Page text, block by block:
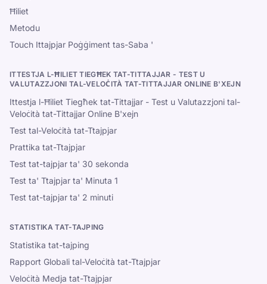
Ħiliet
Metodu
Touch Ittajpjar Poġġiment tas-Saba '
ITTESTJA L-ĦILIET TIEGĦEK TAT-TITTAJJAR - TEST U
VALUTAZZJONI TAL-VELOĊITÀ TAT-TITTAJJAR ONLINE B'XEJN
Ittestja l-Ħiliet Tiegħek tat-Tittajjar - Test u Valutazzjoni tal-
Veloċità tat-Tittajjar Online B'xejn
Test tal-Veloċità tat-Ttajpjar
Prattika tat-Ttajpjar
Test tat-tajpjar ta' 30 sekonda
Test ta' Ttajpjar ta' Minuta 1
Test tat-tajpjar ta' 2 minuti
STATISTIKA TAT-TAJPING
Statistika tat-tajping
Rapport Globali tal-Veloċità tat-Ttajpjar
Veloċità Medja tat-Ttajpjar